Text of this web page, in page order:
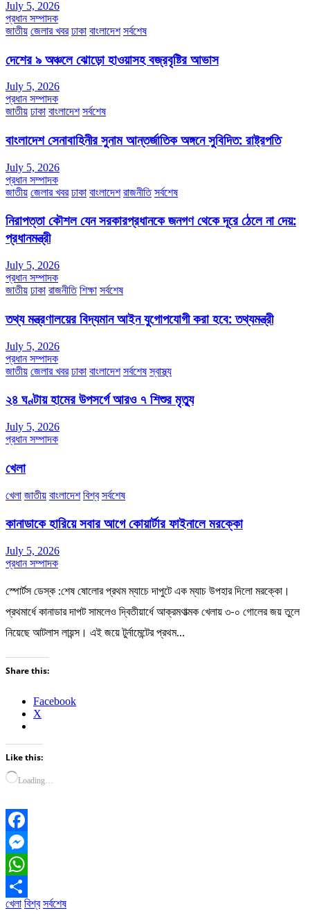
July 5, 2026
প্রধান সম্পাদক
জাতীয় জেলার খবর ঢাকা বাংলাদেশ সর্বশেষ
দেশের ৯ অঞ্চলে ঝোড়ো হাওয়াসহ বজ্রবৃষ্টির আভাস
July 5, 2026
প্রধান সম্পাদক
জাতীয় ঢাকা বাংলাদেশ সর্বশেষ
বাংলাদেশ সেনাবাহিনীর সুনাম আন্তর্জাতিক অঙ্গনে সুবিদিত: রাষ্ট্রপতি
July 5, 2026
প্রধান সম্পাদক
জাতীয় জেলার খবর ঢাকা বাংলাদেশ রাজনীতি সর্বশেষ
নিরাপত্তা কৌশল যেন সরকারপ্রধানকে জনগণ থেকে দূরে ঠেলে না দেয়:
প্রধানমন্ত্রী
July 5, 2026
প্রধান সম্পাদক
জাতীয় ঢাকা রাজনীতি শিক্ষা সর্বশেষ
তথ্য মন্ত্রণালয়ের বিদ্যমান আইন যুগোপযোগী করা হবে: তথ্যমন্ত্রী
July 5, 2026
প্রধান সম্পাদক
জাতীয় জেলার খবর ঢাকা বাংলাদেশ সর্বশেষ স্বাস্থ্য
২৪ ঘণ্টায় হামের উপসর্গে আরও ৭ শিশুর মৃত্যু
July 5, 2026
প্রধান সম্পাদক
খেলা
খেলা জাতীয় বাংলাদেশ বিশ্ব সর্বশেষ
কানাডাকে হারিয়ে সবার আগে কোয়ার্টার ফাইনালে মরক্কো
July 5, 2026
প্রধান সম্পাদক
স্পোর্টস ডেস্ক :শেষ ষোলোর প্রথম ম্যাচে দাপুটে এক ম্যাচ উপহার দিলো মরক্কো।
প্রথমার্ধে কানাডার দাপট সামলেও দ্বিতীয়ার্ধে আক্রমণাত্মক খেলায় ৩-০ গোলের জয় তুলে
নিয়েছে আটলাস লায়ন্স। এই জয়ে টুর্নামেন্টের প্রথম…
Share this:
Facebook
X
Like this:
Loading…
Facebook
Messenger
WhatsApp
Share
খেলা বিশ্ব সর্বশেষ